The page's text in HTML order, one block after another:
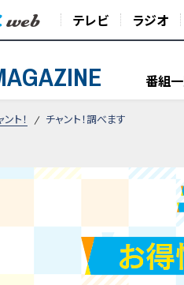
テレビ ラジオ
番組
ント！ チャント！調べます